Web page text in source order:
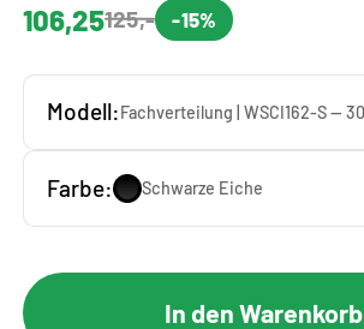
106,25125,- -15%
Modell:
Farbe: Schwarze Eiche
In den Warenkorb